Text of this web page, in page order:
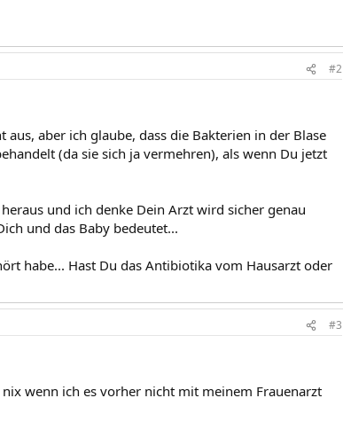
#2
aber ich glaube, dass die Bakterien in der Blase
(da sie sich ja vermehren), als wenn Du jetzt
und ich denke Dein Arzt wird sicher genau
und das Baby bedeutet...
habe... Hast Du das Antibiotika vom Hausarzt oder
#3
wenn ich es vorher nicht mit meinem Frauenarzt